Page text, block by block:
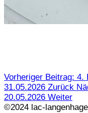
Vorheriger Beitrag: 4.
31.05.2026 Zurück
20.05.2026 Weiter
©2024 lac-